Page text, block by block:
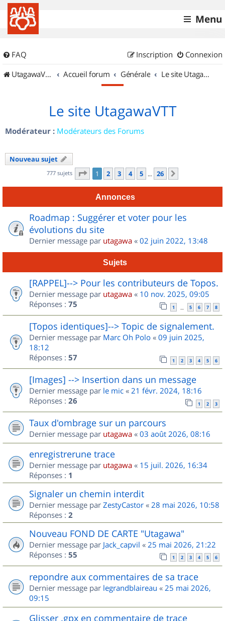
Menu
FAQ Connexion
Inscription
UtagawaVTT (Randos VTT et VTTAE avec traces GPS)
Accueil forum Générale Le site UtagawaVTT
Le site UtagawaVTT
Modérateur : Modérateurs des Forums
Nouveau sujet
777 sujets Page 1sur
1 2 3 4 5 … 26
Annonces
Roadmap : Suggérer et voter pour les
évolutions du site
Dernier message par utagawa « 02 juin 2022, 13:48
Sujets
[RAPPEL]--> Pour les contributeurs de Topos.
Dernier message par utagawa « 10 nov. 2025, 09:05
Réponses : 75 1 … 5 6 7 8
[Topos identiques]--> Topic de signalement.
Dernier message par Marc Oh Polo « 09 juin 2025,
18:12
Réponses : 57 1 2 3 4 5 6
[Images] --> Insertion dans un message
Dernier message par le mic « 21 févr. 2024, 18:16
Réponses : 26 1 2 3
Taux d'ombrage sur un parcours
Dernier message par utagawa « 03 août 2026, 08:16
enregistrerune trace
Dernier message par utagawa « 15 juil. 2026, 16:34
Réponses : 1
Signaler un chemin interdit
Dernier message par ZestyCastor « 28 mai 2026, 10:58
Réponses : 2
Nouveau FOND DE CARTE "Utagawa"
Dernier message par Jack_capvil « 25 mai 2026, 21:22
Réponses : 55 1 2 3 4 5 6
repondre aux commentaires de sa trace
Dernier message par legrandblaireau « 25 mai 2026,
09:15
Glisser .gpx en commentaire de trace